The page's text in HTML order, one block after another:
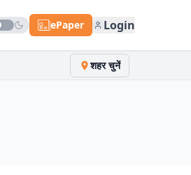
ePaper Login
शहर चुनें